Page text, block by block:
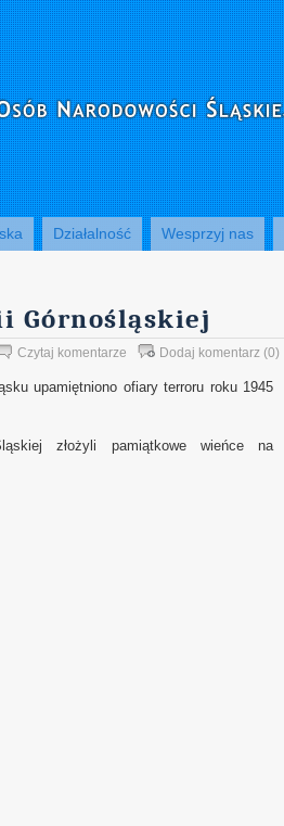
Działalność Wesprzyj nas
Górnośląskiej
Dodaj komentarz (0)
Czytaj komentarze
upamiętniono ofiary terroru roku 1945
złożyli pamiątkowe wieńce na